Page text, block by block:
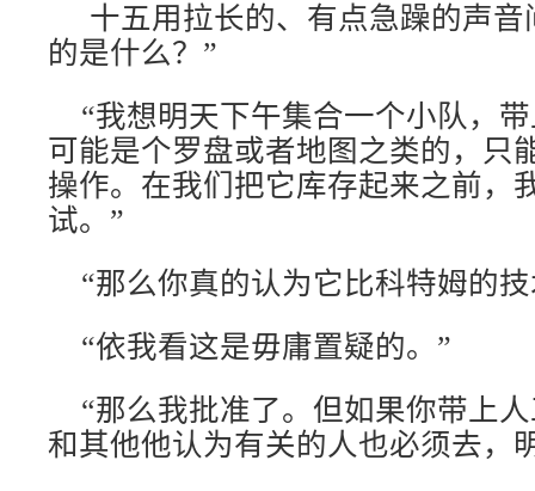
十五用拉长的、有点急躁的声
的是什么？”
“我想明天下午集合一个小队，
可能是个罗盘或者地图之类的，只
操作。在我们把它库存起来之前，
试。”
“那么你真的认为它比科特姆的技
“依我看这是毋庸置疑的。”
“那么我批准了。但如果你带上
和其他他认为有关的人也必须去，